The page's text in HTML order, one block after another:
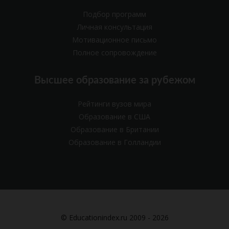
Подбор программ
Личная консультация
Мотивационное письмо
Полное сопровождение
Высшее образование за рубежом
Рейтинги вузов мира
Образование в США
Образование в Британии
Образование в Голландии
© Educationindex.ru 2009 - 2026